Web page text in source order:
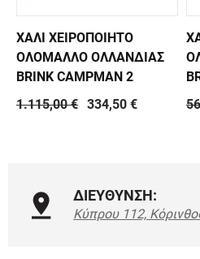
ΧΑΛΙ ΧΕΙΡΟΠΟΙΗΤΟ
ΟΛΟΜΑΛΛΟ ΟΛΛΑΝΔΙΑΣ
BRINK CAMPMAN 2
1.115,00 € 334,50 €
ΔΙΕΥΘΥΝΣΗ:
Κύπρου 112,